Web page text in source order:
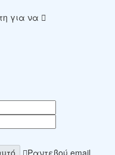
για να
Ραντεβού email